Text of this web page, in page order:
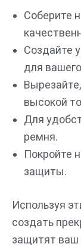
Соберите
Создайте
для
высокой
Для
ремня.
Покройте
защиты.
Используя
создать
защитят